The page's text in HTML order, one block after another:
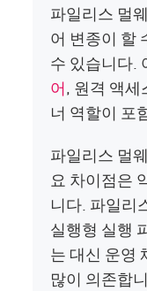
파일리스 멀
어 변종이 할
수 있습니다.
어, 원격 액세
너 역할이 포
파일리스 멀
요 차이점은
니다. 파일리
실행형 실행
는 대신 운영
많이 의존합